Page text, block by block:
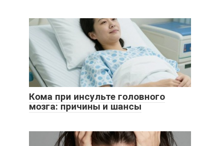
Кома при инсульте головного
мозга: причины и шансы